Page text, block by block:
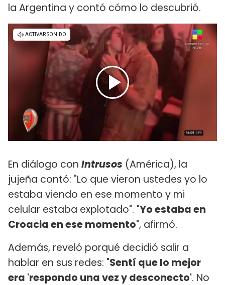
la Argentina y contó cómo lo descubrió.
En diálogo con Intrusos (América), la
jujeña contó: "Lo que vieron ustedes yo lo
estaba viendo en ese momento y mi
celular estaba explotado". "Yo estaba en
Croacia en ese momento", afirmó.
Además, reveló porqué decidió salir a
hablar en sus redes: "Sentí que lo mejor
era 'respondo una vez y desconecto'. No